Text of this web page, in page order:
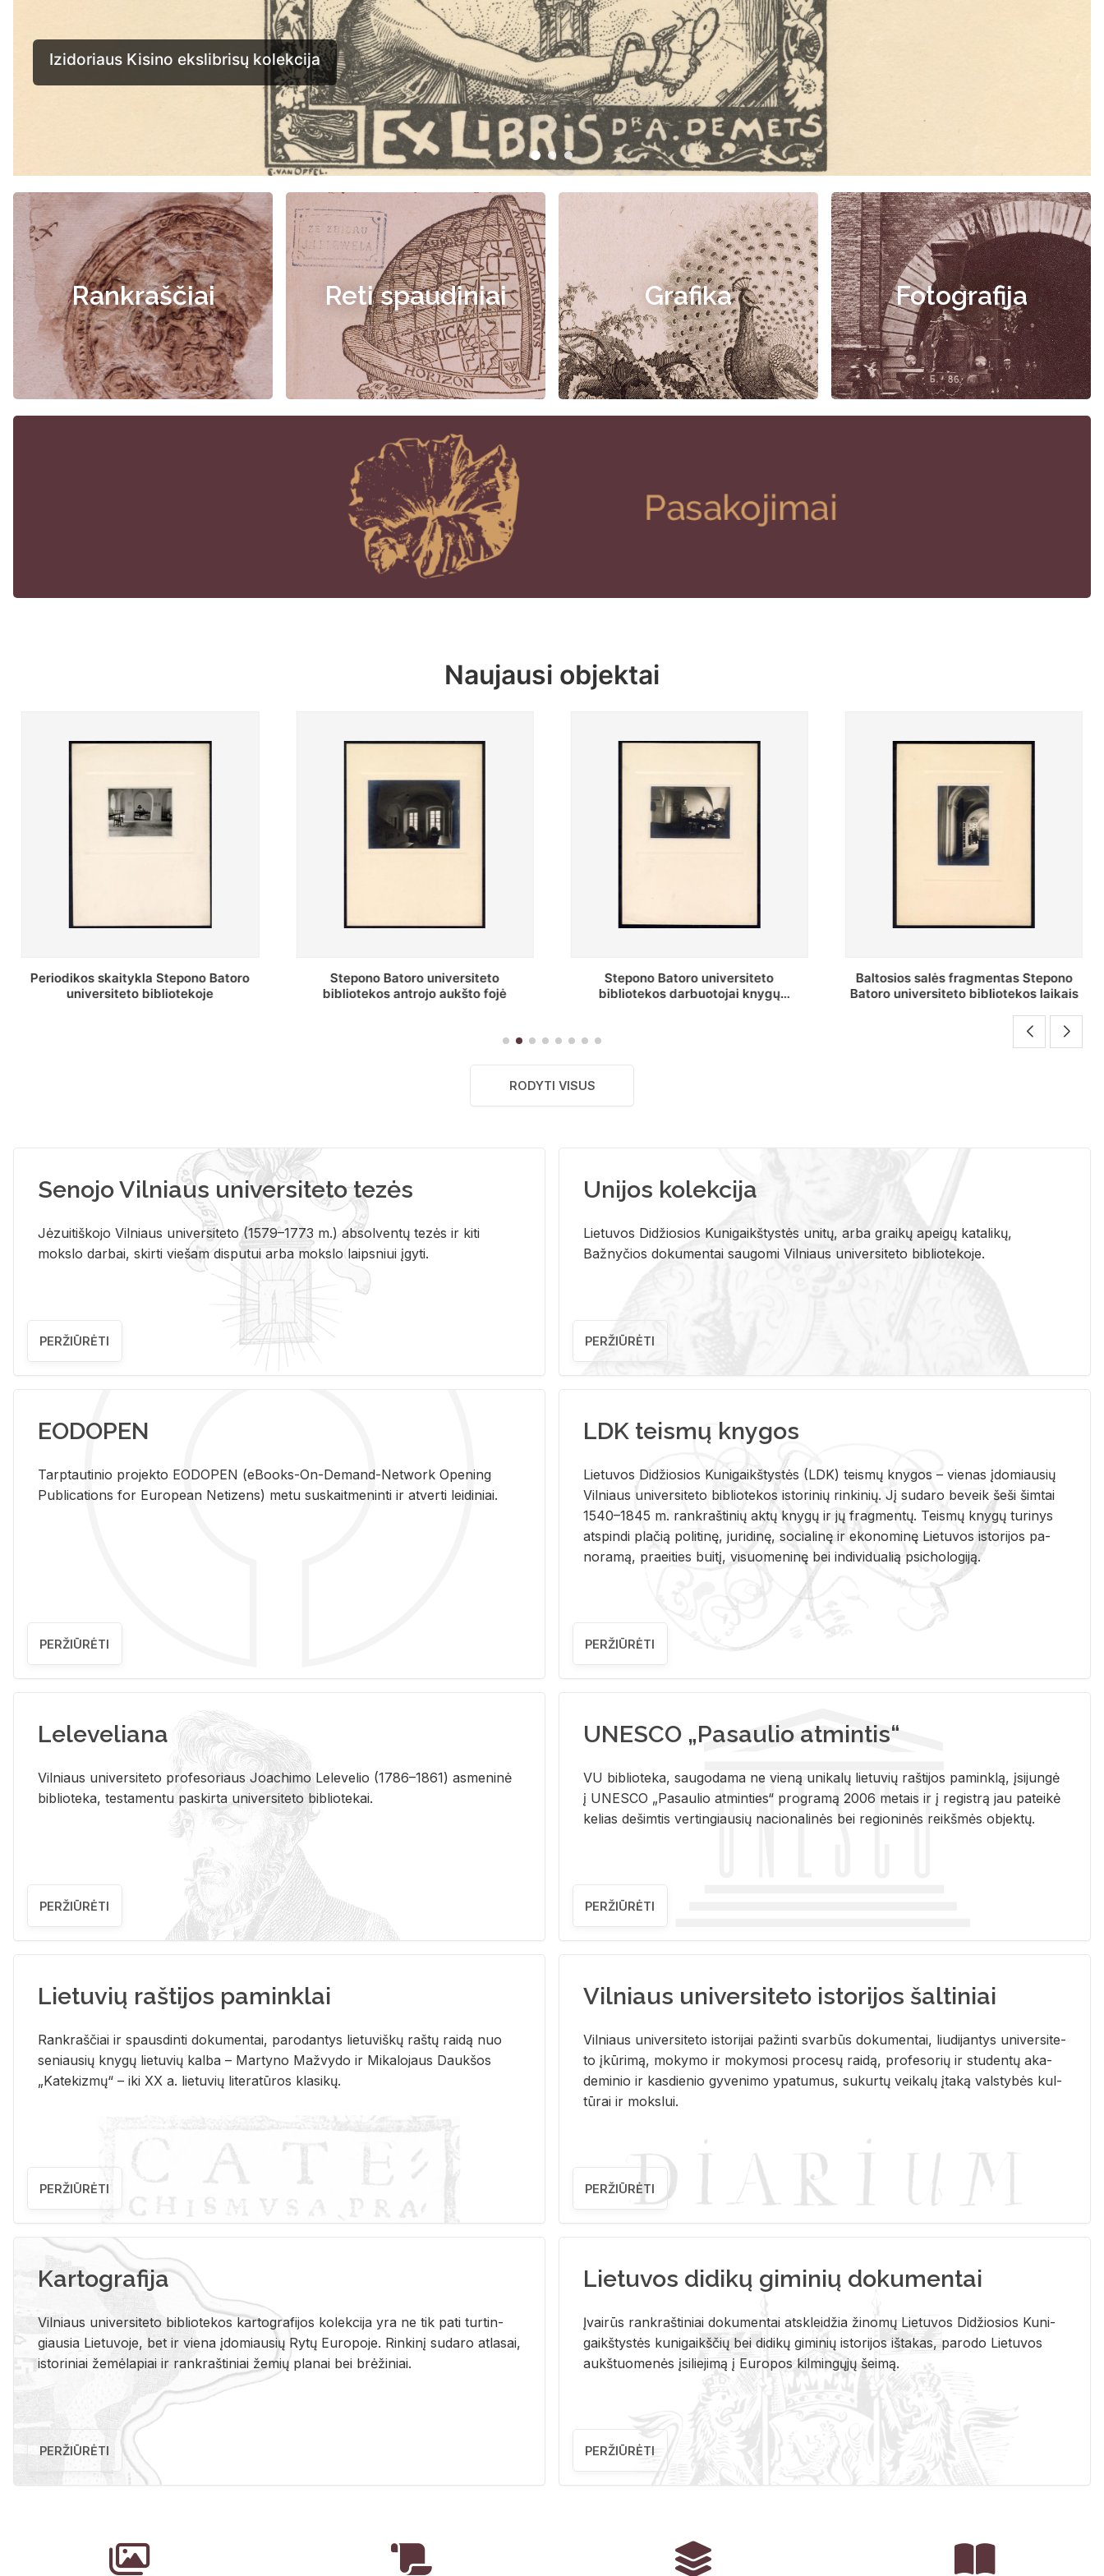
Rankraščiai Reti spaudiniai Grafika Fotografija
Naujausi objektai
Stepono Batoro universiteto
bibliotekos antrojo aukšto fojė
Stepono Batoro universiteto
bibliotekos darbuotojai knygų
Baltosios salės fragmentas Stepono
Batoro universiteto bibliotekos laikais
Stepono Batoro universiteto
bibliotekos Rankraščių
darbo stalo
RODYTI VISUS
Senojo Vilniaus universiteto tezės
Jėzuitiškojo Vilniaus universiteto (1579–1773 m.) absolventų tezės ir kiti
mokslo darbai, skirti viešam disputui arba mokslo laipsniui įgyti.
PERŽIŪRĖTI
Unijos kolekcija
Lietuvos Didžiosios Kunigaikštystės unitų, arba graikų apeigų katalikų,
Bažnyčios dokumentai saugomi Vilniaus universiteto bibliotekoje.
PERŽIŪRĖTI
EODOPEN
Tarp­tau­ti­nio pro­jek­to EO­DO­PEN (eBo­oks-On-De­mand-Ne­twork Ope­ning
Pub­li­ca­tions for Eu­ro­pe­an Ne­ti­zens) metu su­skait­me­nin­ti ir at­ver­ti lei­di­niai.
PERŽIŪRĖTI
LDK teismų knygos
Lie­tu­vos Di­džio­sios Ku­ni­gaikš­tys­tės (LDK) teis­mų kny­gos – vie­nas įdo­miau­sių
Vil­niaus uni­ver­si­te­to bi­b­lio­te­kos is­to­ri­nių rin­ki­nių. Jį su­da­ro be­veik šeši šim­tai
1540–1845 m. rank­raš­ti­nių aktų kny­gų ir jų frag­men­tų. Teis­mų kny­gų tu­ri­nys
at­spin­di pla­čią po­li­ti­nę, ju­ri­di­nę, so­cia­li­nę ir eko­no­mi­nę Lie­tu­vos is­to­ri­jos pa­
no­ra­mą, pra­ei­ties bui­tį, vi­suo­me­ni­nę bei in­di­vi­dua­lią psi­cho­lo­gi­ją.
PERŽIŪRĖTI
Leleveliana
Vil­niaus uni­ver­si­te­to pro­fe­so­riaus Jo­a­chi­mo Le­le­ve­lio (1786–1861) as­me­ni­nė
bi­b­lio­te­ka, te­sta­men­tu pa­skir­ta uni­ver­si­te­to bi­b­lio­te­kai.
PERŽIŪRĖTI
UNESCO „Pasaulio atmintis“
VU biblioteka, saugodama ne vieną unikalų lietuvių raštijos paminklą, įsijungė
į UNESCO „Pasaulio atminties“ programą 2006 metais ir į registrą jau pateikė
kelias dešimtis vertingiausių nacionalinės bei regioninės reikšmės objektų.
PERŽIŪRĖTI
Lietuvių raštijos paminklai
Rank­raš­čiai ir spaus­din­ti do­ku­men­tai, pa­ro­dan­tys lie­tu­viš­kų raš­tų rai­dą nuo
se­niau­sių kny­gų lie­tu­vių kal­ba – Mar­ty­no Ma­žvy­do ir Mi­ka­lo­jaus Dauk­šos
„Ka­te­kiz­mų“ – iki XX a. lie­tu­vių li­te­ra­tū­ros kla­si­kų.
PERŽIŪRĖTI
Vilniaus universiteto istorijos šaltiniai
Vil­niaus uni­ver­si­te­to is­to­ri­jai pa­žin­ti svar­būs do­ku­men­tai, liu­di­jan­tys uni­ver­si­te­
to įkū­ri­mą, mo­ky­mo ir mo­ky­mo­si pro­ce­sų rai­dą, pro­fe­so­rių ir stu­den­tų aka­
de­mi­nio ir kas­die­nio gy­ve­ni­mo ypa­tu­mus, su­kur­tų vei­ka­lų įta­ką vals­ty­bės kul­
tū­rai ir moks­lui.
PERŽIŪRĖTI
Kartografija
Vil­niaus uni­ver­si­te­to bi­b­lio­te­kos kar­to­gra­fi­jos ko­lek­ci­ja yra ne tik pati tur­tin­
giau­sia Lie­tu­vo­je, bet ir vie­na įdo­miau­sių Rytų Eu­ro­po­je. Rin­ki­nį su­da­ro at­la­sai,
is­to­ri­niai že­mė­la­piai ir rank­raš­ti­niai že­mių pla­nai bei brė­ži­niai.
PERŽIŪRĖTI
Lietuvos didikų giminių dokumentai
Įvai­rūs rank­raš­ti­niai do­ku­men­tai at­sklei­džia ži­no­mų Lie­tu­vos Di­džio­sios Ku­ni­
gaikš­tys­tės ku­ni­gaikš­čių bei di­di­kų gi­mi­nių is­to­ri­jos iš­ta­kas, pa­ro­do Lie­tu­vos
aukš­tuo­me­nės įsi­lie­ji­mą į Eu­ro­pos kil­min­gų­jų šei­mą.
PERŽIŪRĖTI